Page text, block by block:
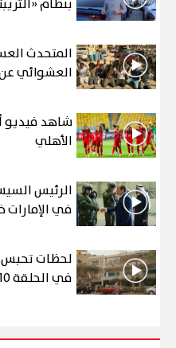
بنظام
المتحدث
العشوائي
الأهلي
الرئيس
في الإمارات
لحظات تحبس
في الحلقة 10 من رأس الأفعى